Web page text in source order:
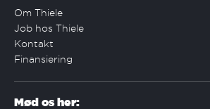
Om Thiele
Job hos Thiele
Kontakt
Finansiering
Mød os her: